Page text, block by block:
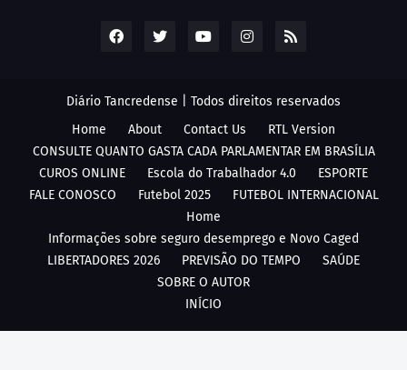
Diário Tancredense | Todos direitos reservados
Home
About Contact Us
RTL Version
CONSULTE QUANTO GASTA CADA PARLAMENTAR EM BRASÍLIA
CUROS ONLINE
Escola do Trabalhador 4.0
ESPORTE
FALE CONOSCO
Futebol 2025
FUTEBOL INTERNACIONAL
Home
Informações sobre seguro desemprego e Novo Caged
LIBERTADORES 2026
PREVISÃO DO TEMPO
SAÚDE
SOBRE O AUTOR
INÍCIO